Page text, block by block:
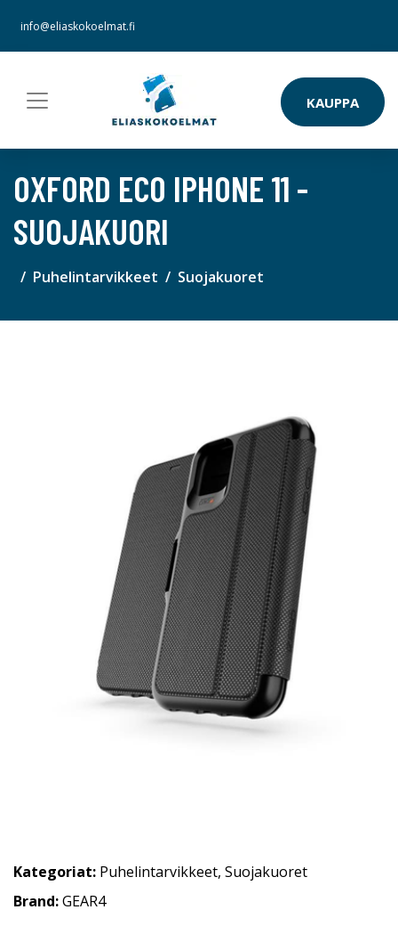
info@eliaskokoelmat.fi
KAUPPA
OXFORD ECO IPHONE 11 -
SUOJAKUORI
Puhelintarvikkeet Suojakuoret
Kategoriat: Puhelintarvikkeet, Suojakuoret
Brand:GEAR4